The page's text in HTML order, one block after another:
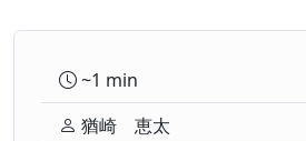
~1 min
猶崎 恵太